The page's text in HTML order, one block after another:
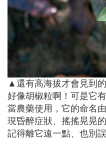
▲還有高海拔才會見到
好像胡椒粒啊！可是它
當農藥使用，它的命名
現昏醉症狀、搖搖晃晃
記得離它遠一點、也別誤